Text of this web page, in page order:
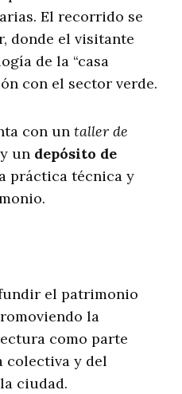
El recorrido se
donde el visitante
de la “casa
con el sector verde.
con untaller de
y un depósito de
práctica técnica y
el patrimonio
la
como parte
colectiva y del
ciudad.